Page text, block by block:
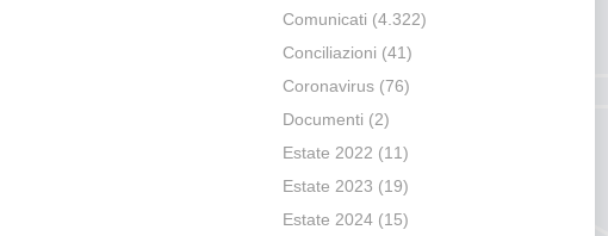
Comunicati (4.322)
Conciliazioni (41)
Coronavirus(76)
Documenti (2)
Estate 2022 (11)
Estate 2023 (19)
Estate 2024(15)